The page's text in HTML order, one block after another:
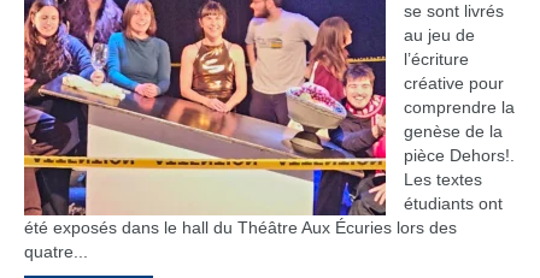
se sont livrés
au jeu de
l’écriture
créative pour
comprendre la
genèse de la
pièce Dehors!.
Les textes
étudiants ont
été exposés dans le hall du Théâtre Aux Écuries lors des
quatre...